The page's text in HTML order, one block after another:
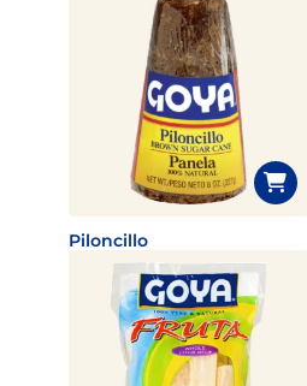
Piloncillo